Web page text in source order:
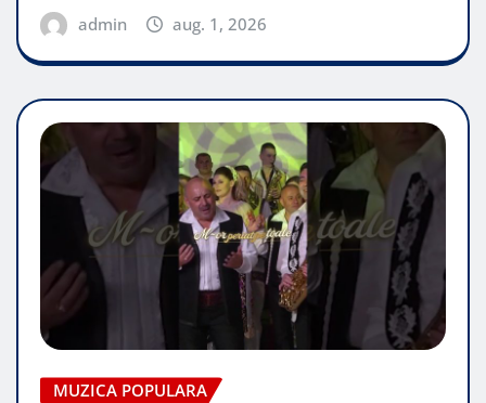
admin aug. 1, 2026
MUZICA POPULARA